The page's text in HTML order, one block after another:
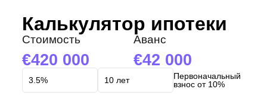
Калькулятор ипотеки
Стоимость
420 000
Аванс
42 000
Первоначальный
взнос от 10%